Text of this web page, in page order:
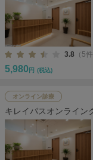
3.8 （5件
5,980 円 (税込)
オンライン診療
キレイパスオンライン